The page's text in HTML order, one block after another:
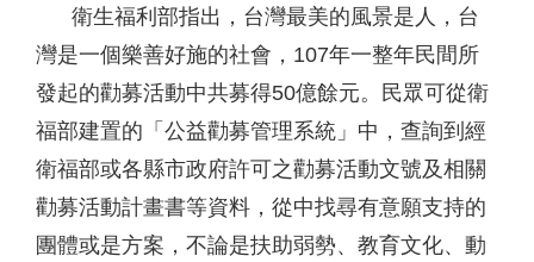
衛生福利部指出，台灣最美的風景是人，台
灣是一個樂善好施的社會，107年一整年民間所
發起的勸募活動中共募得50億餘元。民眾可從衛
福部建置的「公益勸募管理系統」中，查詢到經
衛福部或各縣市政府許可之勸募活動文號及相關
勸募活動計畫書等資料，從中找尋有意願支持的
團體或是方案，不論是扶助弱勢、教育文化、動